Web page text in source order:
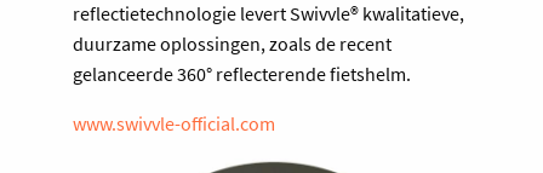
reflectietechnologie levert Swivvle® kwalitatieve,
duurzame oplossingen, zoals de recent
gelanceerde 360° reflecterende fietshelm.
www.swivvle-official.com